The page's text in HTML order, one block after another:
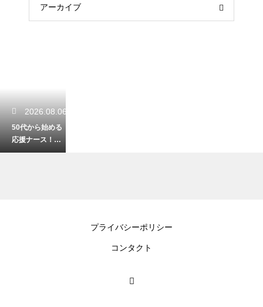
アーカイブ
2026.08.06
50代から始める
応援ナース！単
発での勤務と賢
プライバシーポリシー
コンタクト